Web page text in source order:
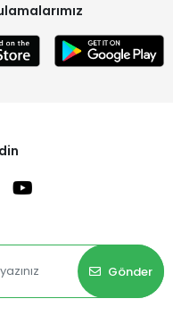
Gönder